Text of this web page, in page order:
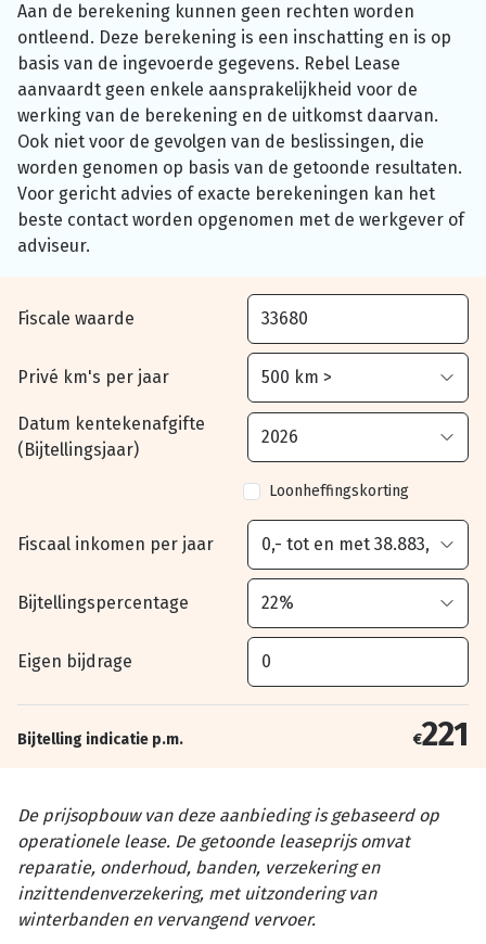
Aan de berekening kunnen geen rechten worden
ontleend. Deze berekening is een inschatting en is op
basis van de ingevoerde gegevens. Rebel Lease
aanvaardt geen enkele aansprakelijkheid voor de
werking van de berekening en de uitkomst daarvan.
Ook niet voor de gevolgen van de beslissingen, die
worden genomen op basis van de getoonde resultaten.
Voor gericht advies of exacte berekeningen kan het
beste contact worden opgenomen met de werkgever of
adviseur.
Fiscale waarde
Privé km's per jaar
Datum kentekenafgifte
(Bijtellingsjaar)
Loonheffingskorting
Fiscaal inkomen per jaar
Bijtellingspercentage
Eigen bijdrage
Bijtelling indicatie p.m. €221
De prijsopbouw van deze aanbieding is gebaseerd op
operationele lease. De getoonde leaseprijs omvat
reparatie, onderhoud, banden, verzekering en
inzittendenverzekering, met uitzondering van
winterbanden en vervangend vervoer.